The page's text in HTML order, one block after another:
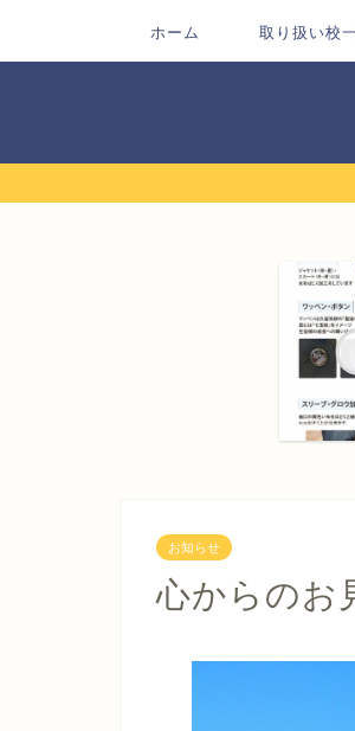
ホーム 取り扱い校
お知らせ
心からのお